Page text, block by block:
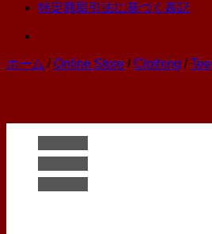
特定商取引法に基づく表記
ホーム /Online Store /Clothing /Tee